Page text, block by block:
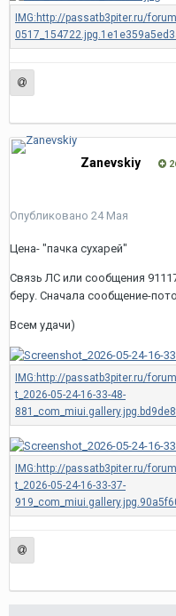
Zanevskiy
Опубликовано 24 Мая
Цена- "пачка сухарей"
Связь ЛС или сообщения
беру. Сначала сообщение-
Всем удачи)